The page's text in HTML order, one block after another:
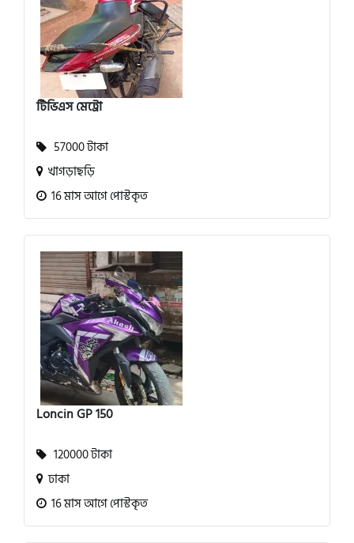
টিভিএস মেট্রো
57000 টাকা
খাগড়াছড়ি
16 মাস আগে পোস্টকৃত
Loncin GP 150
120000 টাকা
ঢাকা
16 মাস আগে পোস্টকৃত